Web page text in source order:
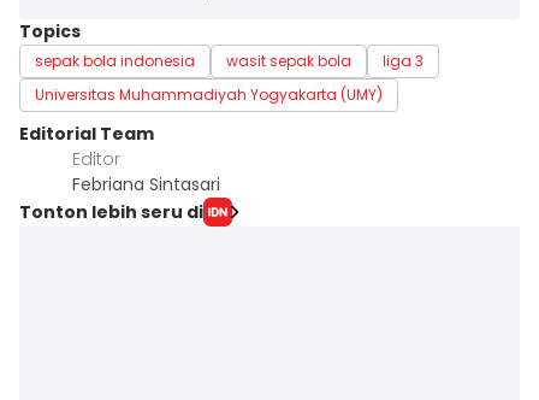
Topics
sepak bola indonesia wasit sepak bola
liga 3
Universitas Muhammadiyah Yogyakarta (UMY)
Editorial Team
Editor
Febriana Sintasari
Tonton lebih seru di